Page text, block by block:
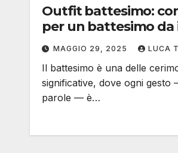
Outfit battesimo:
per un battesimo
MAGGIO 29, 2025 LUCA
Il battesimo è una delle
significative, dove ogni gesto
parole — è…